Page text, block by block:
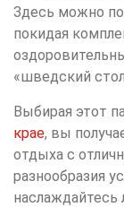
Здесь можно
покидая
«шведский
Выбирая этот
крае, вы
отдыха с
разнообразия